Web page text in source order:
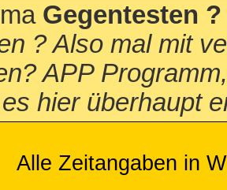
Gegentesten ?
? Also mal mit
APP
hier überhaupt
Alle Zeitangaben in